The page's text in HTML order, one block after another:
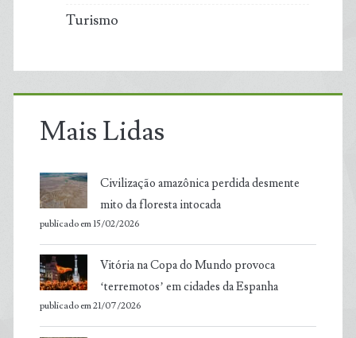
Turismo
Mais Lidas
Civilização amazônica perdida desmente
mito da floresta intocada
publicado em 15/02/2026
Vitória na Copa do Mundo provoca
‘terremotos’ em cidades da Espanha
publicado em 21/07/2026